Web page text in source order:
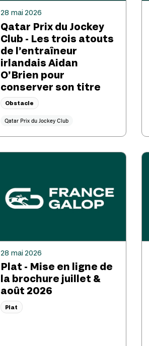
28 mai 2026
Qatar Prix du Jockey
Club - Les trois atouts
de l’entraîneur
irlandais Aidan
O’Brien pour
conserver son titre
Obstacle
Qatar Prix du Jockey Club
28 mai 2026
Plat - Mise en ligne de
la brochure juillet &
août 2026
Plat